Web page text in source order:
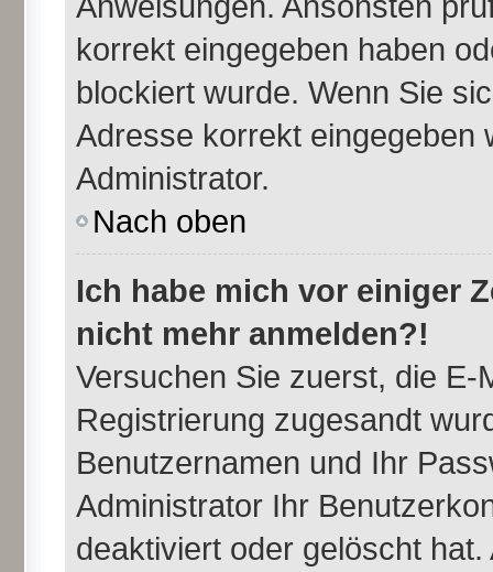
korrekt eingegeben haben
blockiert wurde. Wenn Sie
Adresse korrekt eingegeben
Administrator.
Nach oben
Ich habe mich vor einiger
nicht mehr anmelden?!
Versuchen Sie zuerst, die
Registrierung zugesandt
Benutzernamen und Ihr
Administrator Ihr
deaktiviert oder gelöscht